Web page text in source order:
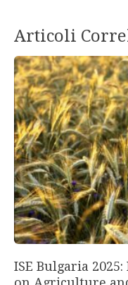
Articoli
ISE Bulgaria